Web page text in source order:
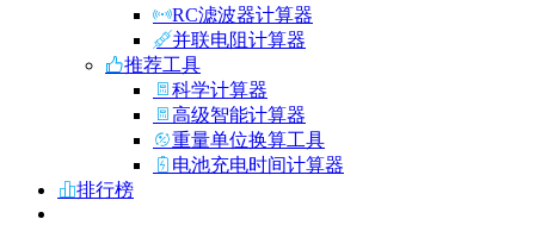
RC滤波器计算器
并联电阻计算器
推荐工具
科学计算器
高级智能计算器
重量单位换算工具
电池充电时间计算器
排行榜